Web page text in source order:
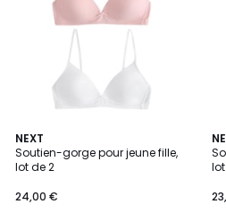
NEXT
Soutien-gorge pour jeune fille,
lot de 2
24,00 €
1
/
5
5